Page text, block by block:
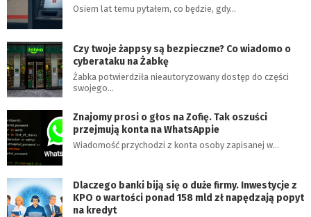
Osiem lat temu pytałem, co będzie, gdy…
Czy twoje żappsy są bezpieczne? Co wiadomo o
cyberataku na Żabkę
Żabka potwierdziła nieautoryzowany dostęp do części
swojego…
Znajomy prosi o głos na Zofię. Tak oszuści
przejmują konta na WhatsAppie
Wiadomość przychodzi z konta osoby zapisanej w…
Dlaczego banki biją się o duże firmy. Inwestycje z
KPO o wartości ponad 158 mld zł napędzają popyt
na kredyt